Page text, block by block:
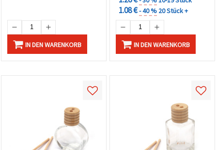
IN DEN WARENKORB
1.08 €- 40 % 20 Stück +
IN DEN WARENKORB